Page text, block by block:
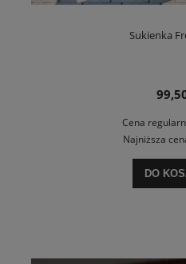
Sukienka
Cena
Najniższa
DO